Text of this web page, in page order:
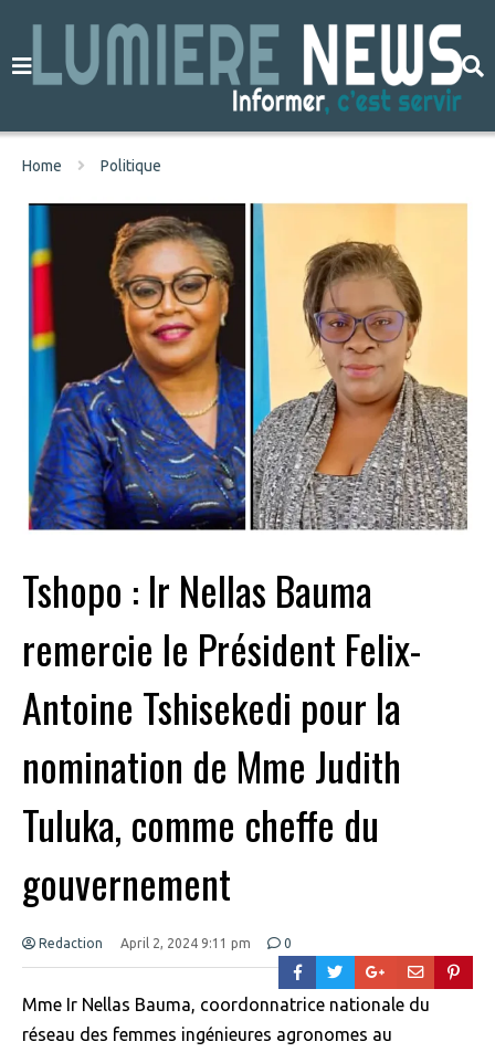
Home Politique
Tshopo : Ir Nellas Bauma
remercie le Président Felix-
Antoine Tshisekedi pour la
nomination de Mme Judith
Tuluka, comme cheffe du
gouvernement
Redaction April 2, 2024 9:11 pm 0
Mme Ir Nellas Bauma, coordonnatrice nationale du
réseau des femmes ingénieures agronomes au